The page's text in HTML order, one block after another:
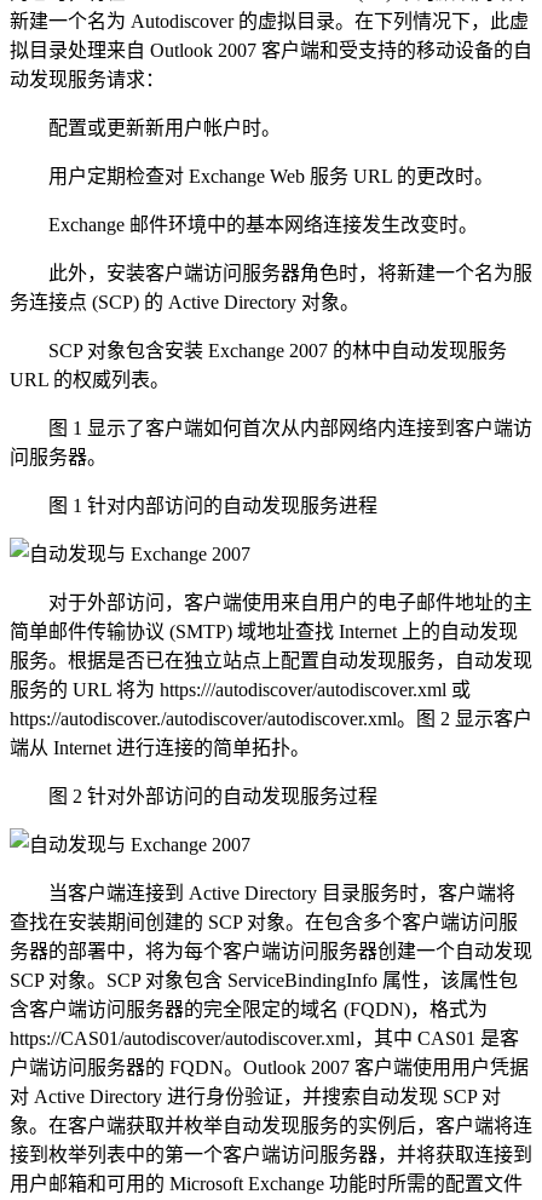
新建一个名为 Autodiscover 的虚拟目录。在下列情况下，此虚
拟目录处理来自 Outlook 2007 客户端和受支持的移动设备的自
动发现服务请求：
配置或更新新用户帐户时。
用户定期检查对 Exchange Web 服务 URL 的更改时。
Exchange 邮件环境中的基本网络连接发生改变时。
此外，安装客户端访问服务器角色时，将新建一个名为服
务连接点 (SCP) 的 Active Directory 对象。
SCP 对象包含安装 Exchange 2007 的林中自动发现服务
URL 的权威列表。
图 1 显示了客户端如何首次从内部网络内连接到客户端访
问服务器。
图 1 针对内部访问的自动发现服务进程
对于外部访问，客户端使用来自用户的电子邮件地址的主
简单邮件传输协议 (SMTP) 域地址查找 Internet 上的自动发现
服务。根据是否已在独立站点上配置自动发现服务，自动发现
服务的 URL 将为 https:///autodiscover/autodiscover.xml 或
https://autodiscover./autodiscover/autodiscover.xml。图 2 显示客户
端从 Internet 进行连接的简单拓扑。
图 2 针对外部访问的自动发现服务过程
当客户端连接到 Active Directory 目录服务时，客户端将
查找在安装期间创建的 SCP 对象。在包含多个客户端访问服
务器的部署中，将为每个客户端访问服务器创建一个自动发现
SCP 对象。SCP 对象包含 ServiceBindingInfo 属性，该属性包
含客户端访问服务器的完全限定的域名 (FQDN)，格式为
https://CAS01/autodiscover/autodiscover.xml，其中 CAS01 是客
户端访问服务器的 FQDN。Outlook 2007 客户端使用用户凭据
对 Active Directory 进行身份验证，并搜索自动发现 SCP 对
象。在客户端获取并枚举自动发现服务的实例后，客户端将连
接到枚举列表中的第一个客户端访问服务器，并将获取连接到
用户邮箱和可用的 Microsoft Exchange 功能时所需的配置文件